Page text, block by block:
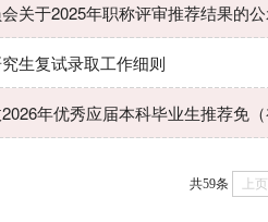
关于2025年职称评审推荐结果的
生复试录取工作细则
年优秀应届本科毕业生推荐免
共59条 上页